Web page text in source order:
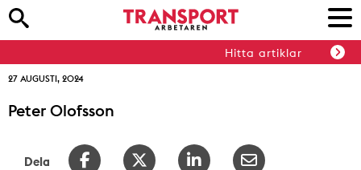
Hitta artiklar
27 AUGUSTI, 2024
Peter Olofsson
Dela